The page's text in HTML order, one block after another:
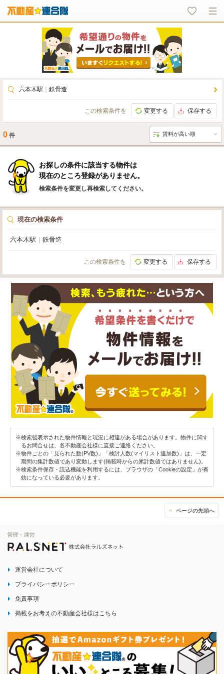
六本木駅 鉄骨造
この検索条件を 変更する 保存する
0 件
お探しの条件に該当する物件は
現在のところ登録がありません。
検索条件を変更し再検索してください。
現在の検索条件
六本木駅 鉄骨造
この検索条件を 変更する 保存する
※検索後表示された物件情報と現況に相違がある場合があります。物件に関す
るお問合せは、各不動産会社様に直接ご連絡ください。
※物件ごとの「見られた数(PV数)」「検討人数(マイリスト追加数)」は、一定
期間の集計数値であり変動します(掲載時からの累計数値ではありません)。
※検索条件保存・読込機能を利用するには、ブラウザの「Cookieの設定」が有
効になっている必要があります。
ページの先頭へ
運営会社について
プライバシーポリシー
免責事項
掲載をお考えの不動産会社様はこちら